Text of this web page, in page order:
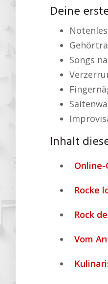
Deine
Songs
Inhalt
Rocke
Rock
Vom